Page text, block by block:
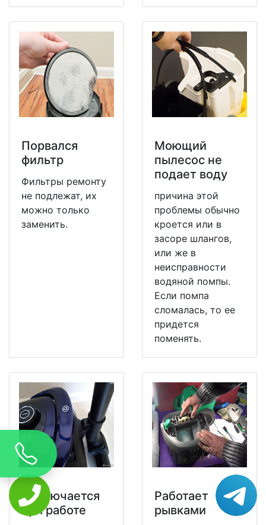
Порвался
фильтр
Фильтры ремонту
не подлежат, их
можно только
заменить.
Моющий
пылесос не
подает воду
причина этой
проблемы обычно
кроется или в
засоре шлангов,
или же в
неисправности
водяной помпы.
Если помпа
сломалась, то ее
придется
поменять.
Отключается
при работе
Работает
рывками